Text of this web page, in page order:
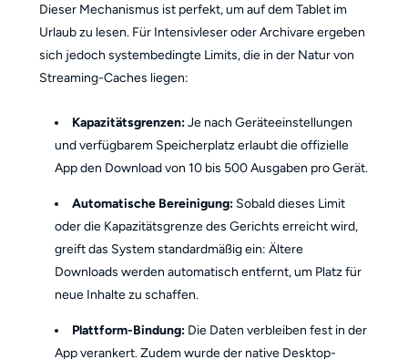
Dieser Mechanismus ist perfekt, um auf dem Tablet im
Urlaub zu lesen. Für Intensivleser oder Archivare ergeben
sich jedoch systembedingte Limits, die in der Natur von
Streaming-Caches liegen:
Kapazitätsgrenzen:Je nach Geräteeinstellungen
und verfügbarem Speicherplatz erlaubt die offizielle
App den Download von 10 bis 500 Ausgaben pro Gerät.
Automatische Bereinigung: Sobald dieses Limit
oder die Kapazitätsgrenze des Gerichts erreicht wird,
greift das System standardmäßig ein: Ältere
Downloads werden automatisch entfernt, um Platz für
neue Inhalte zu schaffen.
Plattform-Bindung: Die Daten verbleiben fest in der
App verankert. Zudem wurde der native Desktop-